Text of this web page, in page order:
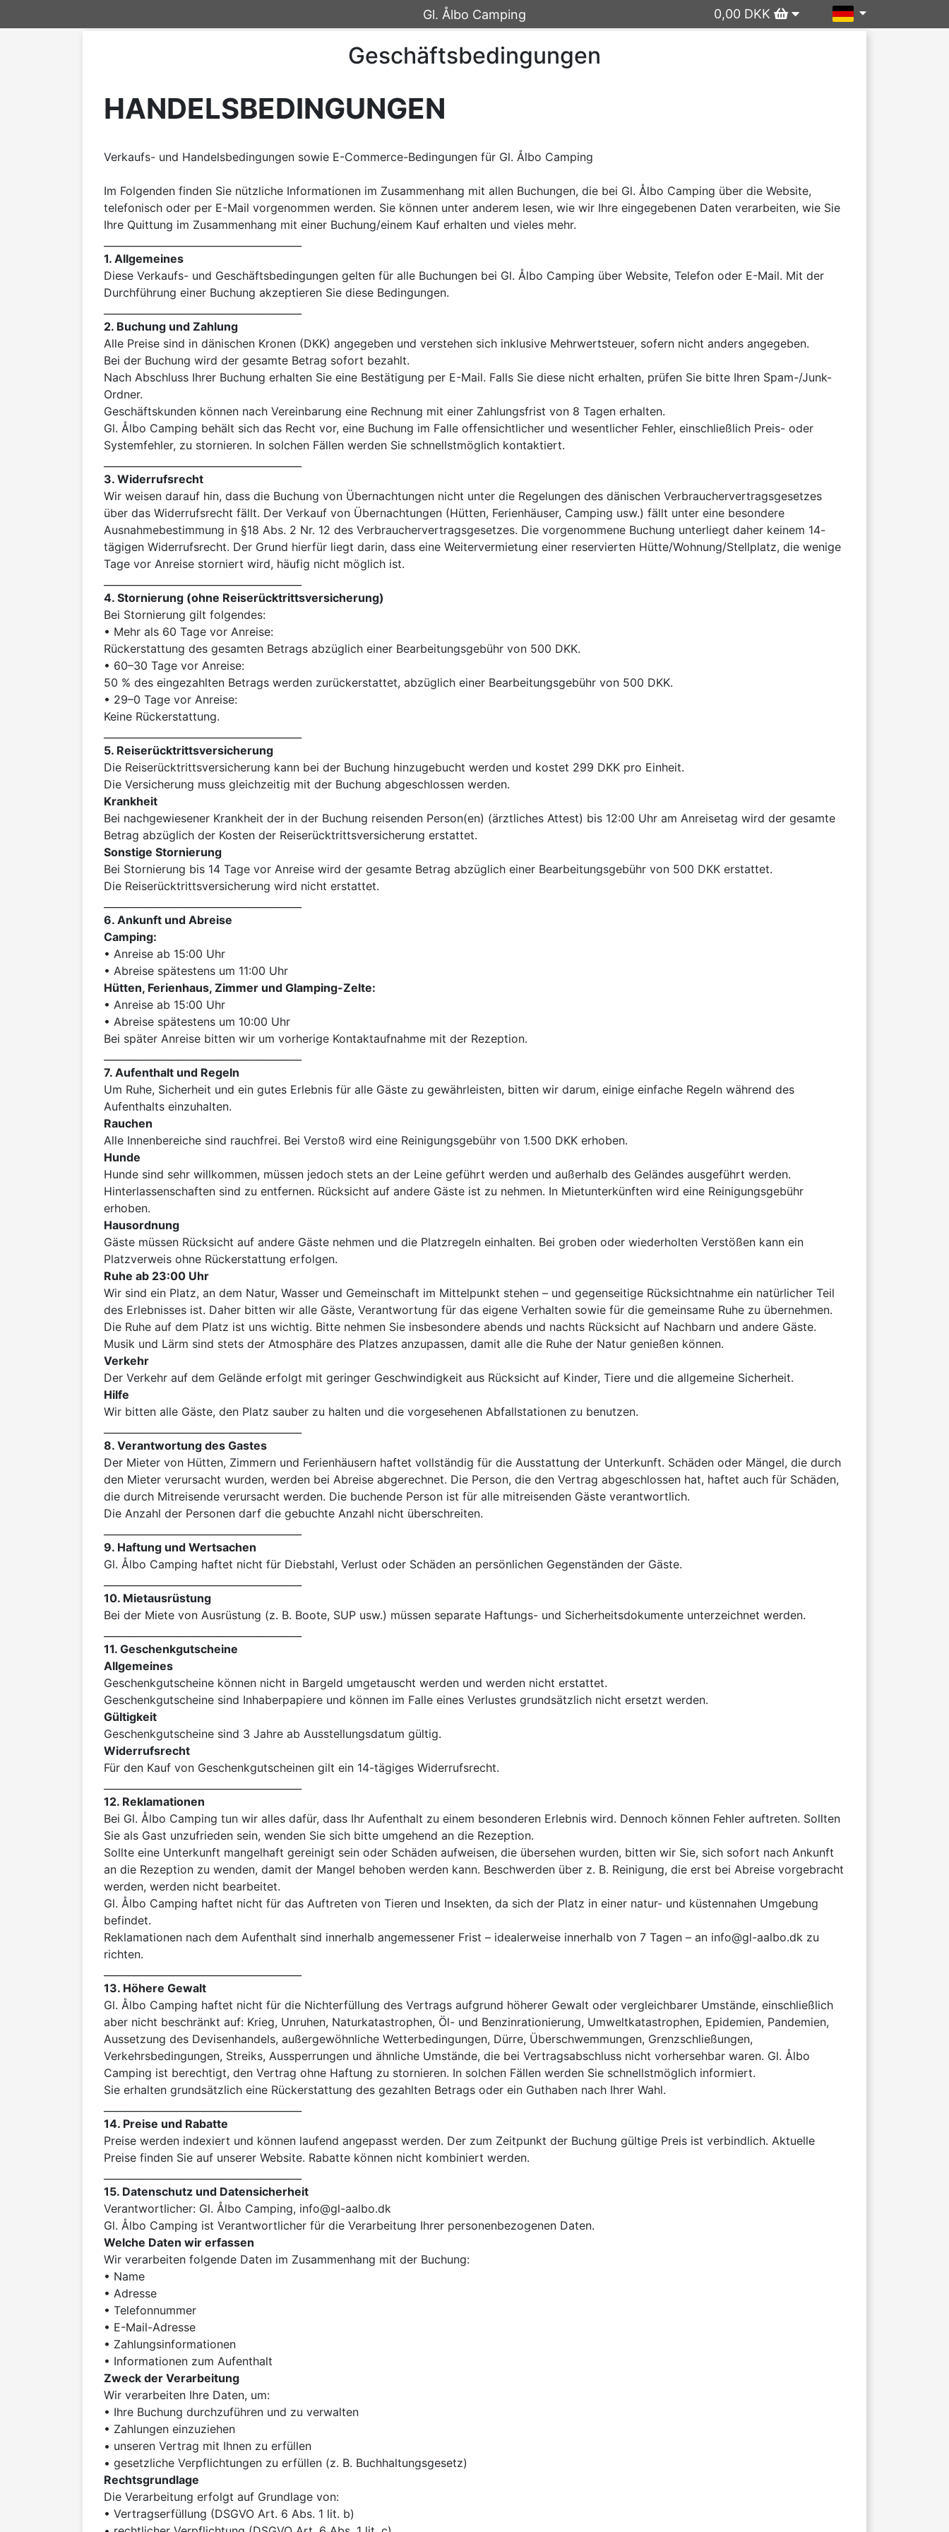
Gl. Ålbo Camping 0,00 DKK
Geschäftsbedingungen
HANDELSBEDINGUNGEN
Verkaufs- und Handelsbedingungen sowie E-Commerce-Bedingungen für Gl. Ålbo Camping
Im Folgenden finden Sie nützliche Informationen im Zusammenhang mit allen Buchungen, die bei Gl. Ålbo Camping über die Website,
telefonisch oder per E-Mail vorgenommen werden. Sie können unter anderem lesen, wie wir Ihre eingegebenen Daten verarbeiten, wie Sie
Ihre Quittung im Zusammenhang mit einer Buchung/einem Kauf erhalten und vieles mehr.
1. Allgemeines
Diese Verkaufs- und Geschäftsbedingungen gelten für alle Buchungen bei Gl. Ålbo Camping über Website, Telefon oder E-Mail. Mit der
Durchführung einer Buchung akzeptieren Sie diese Bedingungen.
2. Buchung und Zahlung
Alle Preise sind in dänischen Kronen (DKK) angegeben und verstehen sich inklusive Mehrwertsteuer, sofern nicht anders angegeben.
Bei der Buchung wird der gesamte Betrag sofort bezahlt.
Nach Abschluss Ihrer Buchung erhalten Sie eine Bestätigung per E-Mail. Falls Sie diese nicht erhalten, prüfen Sie bitte Ihren Spam-/Junk-
Ordner.
Geschäftskunden können nach Vereinbarung eine Rechnung mit einer Zahlungsfrist von 8 Tagen erhalten.
Gl. Ålbo Camping behält sich das Recht vor, eine Buchung im Falle offensichtlicher und wesentlicher Fehler, einschließlich Preis- oder
Systemfehler, zu stornieren. In solchen Fällen werden Sie schnellstmöglich kontaktiert.
3. Widerrufsrecht
Wir weisen darauf hin, dass die Buchung von Übernachtungen nicht unter die Regelungen des dänischen Verbrauchervertragsgesetzes
über das Widerrufsrecht fällt. Der Verkauf von Übernachtungen (Hütten, Ferienhäuser, Camping usw.) fällt unter eine besondere
Ausnahmebestimmung in §18 Abs. 2 Nr. 12 des Verbrauchervertragsgesetzes. Die vorgenommene Buchung unterliegt daher keinem 14-
tägigen Widerrufsrecht. Der Grund hierfür liegt darin, dass eine Weitervermietung einer reservierten Hütte/Wohnung/Stellplatz, die wenige
Tage vor Anreise storniert wird, häufig nicht möglich ist.
4. Stornierung (ohne Reiserücktrittsversicherung)
Bei Stornierung gilt folgendes:
• Mehr als 60 Tage vor Anreise:
Rückerstattung des gesamten Betrags abzüglich einer Bearbeitungsgebühr von 500 DKK.
• 60–30 Tage vor Anreise:
50 % des eingezahlten Betrags werden zurückerstattet, abzüglich einer Bearbeitungsgebühr von 500 DKK.
• 29–0 Tage vor Anreise:
Keine Rückerstattung.
5. Reiserücktrittsversicherung
Die Reiserücktrittsversicherung kann bei der Buchung hinzugebucht werden und kostet 299 DKK pro Einheit.
Krankheit
Bei nachgewiesener Krankheit der in der Buchung reisenden Person(en) (ärztliches Attest) bis 12:00 Uhr am Anreisetag wird der gesamte
Sonstige Stornierung
Bei Stornierung bis 14 Tage vor Anreise wird der gesamte Betrag abzüglich einer Bearbeitungsgebühr von 500 DKK erstattet.
Die Reiserücktrittsversicherung wird nicht erstattet.
6. Ankunft und Abreise
Camping:
• Anreise ab 15:00 Uhr
Hütten, Ferienhaus, Zimmer und Glamping-Zelte:
• Anreise ab 15:00 Uhr
• Abreise spätestens um 10:00 Uhr
Bei später Anreise bitten wir um vorherige Kontaktaufnahme mit der Rezeption.
7. Aufenthalt und Regeln
Um Ruhe, Sicherheit und ein gutes Erlebnis für alle Gäste zu gewährleisten, bitten wir darum, einige einfache Regeln während des
Rauchen
Hunde
Hunde sind sehr willkommen, müssen jedoch stets an der Leine geführt werden und außerhalb des Geländes ausgeführt werden.
Hinterlassenschaften sind zu entfernen. Rücksicht auf andere Gäste ist zu nehmen. In Mietunterkünften wird eine Reinigungsgebühr
Hausordnung
Gäste müssen Rücksicht auf andere Gäste nehmen und die Platzregeln einhalten. Bei groben oder wiederholten Verstößen kann ein
Ruhe ab 23:00 Uhr
Wir sind ein Platz, an dem Natur, Wasser und Gemeinschaft im Mittelpunkt stehen – und gegenseitige Rücksichtnahme ein natürlicher Teil
des Erlebnisses ist. Daher bitten wir alle Gäste, Verantwortung für das eigene Verhalten sowie für die gemeinsame Ruhe zu übernehmen.
Die Ruhe auf dem Platz ist uns wichtig. Bitte nehmen Sie insbesondere abends und nachts Rücksicht auf Nachbarn und andere Gäste.
Verkehr
Hilfe
Wir bitten alle Gäste, den Platz sauber zu halten und die vorgesehenen Abfallstationen zu benutzen.
8. Verantwortung des Gastes
Der Mieter von Hütten, Zimmern und Ferienhäusern haftet vollständig für die Ausstattung der Unterkunft. Schäden oder Mängel, die durch
den Mieter verursacht wurden, werden bei Abreise abgerechnet. Die Person, die den Vertrag abgeschlossen hat, haftet auch für Schäden,
die durch Mitreisende verursacht werden. Die buchende Person ist für alle mitreisenden Gäste verantwortlich.
Die Anzahl der Personen darf die gebuchte Anzahl nicht überschreiten.
9. Haftung und Wertsachen
Gl. Ålbo Camping haftet nicht für Diebstahl, Verlust oder Schäden an persönlichen Gegenständen der Gäste.
10. Mietausrüstung
Bei der Miete von Ausrüstung (z. B. Boote, SUP usw.) müssen separate Haftungs- und Sicherheitsdokumente unterzeichnet werden.
11. Geschenkgutscheine
Allgemeines
Geschenkgutscheine können nicht in Bargeld umgetauscht werden und werden nicht erstattet.
Gültigkeit
Widerrufsrecht
Für den Kauf von Geschenkgutscheinen gilt ein 14-tägiges Widerrufsrecht.
12. Reklamationen
Bei Gl. Ålbo Camping tun wir alles dafür, dass Ihr Aufenthalt zu einem besonderen Erlebnis wird. Dennoch können Fehler auftreten. Sollten
Sie als Gast unzufrieden sein, wenden Sie sich bitte umgehend an die Rezeption.
Sollte eine Unterkunft mangelhaft gereinigt sein oder Schäden aufweisen, die übersehen wurden, bitten wir Sie, sich sofort nach Ankunft
an die Rezeption zu wenden, damit der Mangel behoben werden kann. Beschwerden über z. B. Reinigung, die erst bei Abreise vorgebracht
werden, werden nicht bearbeitet.
Gl. Ålbo Camping haftet nicht für das Auftreten von Tieren und Insekten, da sich der Platz in einer natur- und küstennahen Umgebung
befindet.
Reklamationen nach dem Aufenthalt sind innerhalb angemessener Frist – idealerweise innerhalb von 7 Tagen – an info@gl-aalbo.dk zu
richten.
13. Höhere Gewalt
Gl. Ålbo Camping haftet nicht für die Nichterfüllung des Vertrags aufgrund höherer Gewalt oder vergleichbarer Umstände, einschließlich
aber nicht beschränkt auf: Krieg, Unruhen, Naturkatastrophen, Öl- und Benzinrationierung, Umweltkatastrophen, Epidemien, Pandemien,
Aussetzung des Devisenhandels, außergewöhnliche Wetterbedingungen, Dürre, Überschwemmungen, Grenzschließungen,
Verkehrsbedingungen, Streiks, Aussperrungen und ähnliche Umstände, die bei Vertragsabschluss nicht vorhersehbar waren. Gl. Ålbo
Camping ist berechtigt, den Vertrag ohne Haftung zu stornieren. In solchen Fällen werden Sie schnellstmöglich informiert.
Sie erhalten grundsätzlich eine Rückerstattung des gezahlten Betrags oder ein Guthaben nach Ihrer Wahl.
14. Preise und Rabatte
Preise werden indexiert und können laufend angepasst werden. Der zum Zeitpunkt der Buchung gültige Preis ist verbindlich. Aktuelle
Preise finden Sie auf unserer Website. Rabatte können nicht kombiniert werden.
15. Datenschutz und Datensicherheit
Verantwortlicher: Gl. Ålbo Camping, info@gl-aalbo.dk
Welche Daten wir erfassen
Wir verarbeiten folgende Daten im Zusammenhang mit der Buchung:
• Name
• Adresse
• Telefonnummer
• E-Mail-Adresse
• Zahlungsinformationen
Zweck der Verarbeitung
Wir verarbeiten Ihre Daten, um:
• Ihre Buchung durchzuführen und zu verwalten
• Zahlungen einzuziehen
• unseren Vertrag mit Ihnen zu erfüllen
Rechtsgrundlage
Die Verarbeitung erfolgt auf Grundlage von:
• Vertragserfüllung (DSGVO Art. 6 Abs. 1 lit. b)